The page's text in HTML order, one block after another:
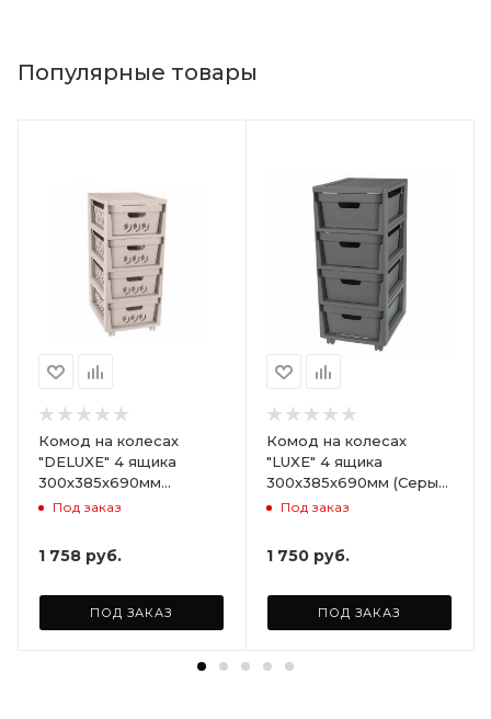
Популярные товары
Комод на колесах
"DELUXE" 4 ящика
300х385х690мм
(Светло-бежевый)
Под заказ
1 758 руб.
ПОД ЗАКАЗ
Комод на колесах
"LUXE" 4 ящика
300х385х690мм (Серый)
ARD258086
Под заказ
1 750 руб.
ПОД ЗАКАЗ